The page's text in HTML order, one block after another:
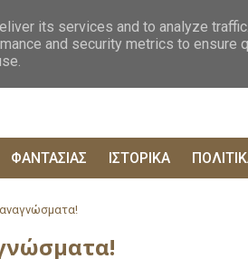
ΦΑΝΤΑΣΙΑΣ ΙΣΤΟΡΙΚΑ
its services and to analyze
and security metrics to ensure